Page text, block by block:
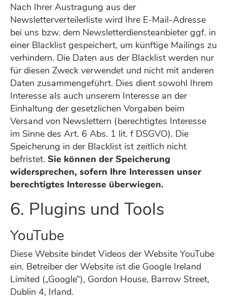
Nach Ihrer Austragung aus der
Newsletterverteilerliste wird Ihre E-Mail-Adresse
bei uns bzw. dem Newsletterdiensteanbieter ggf. in
einer Blacklist gespeichert, um künftige Mailings zu
verhindern. Die Daten aus der Blacklist werden nur
für diesen Zweck verwendet und nicht mit anderen
Daten zusammengeführt. Dies dient sowohl Ihrem
Interesse als auch unserem Interesse an der
Einhaltung der gesetzlichen Vorgaben beim
Versand von Newslettern (berechtigtes Interesse
im Sinne des Art. 6 Abs. 1 lit. f DSGVO). Die
Speicherung in der Blacklist ist zeitlich nicht
befristet. Sie können der Speicherung
widersprechen, sofern Ihre Interessen unser
berechtigtes Interesse überwiegen.
6. Plugins und Tools
YouTube
Diese Website bindet Videos der Website YouTube
ein. Betreiber der Website ist die Google Ireland
Limited („Google“), Gordon House, Barrow Street,
Dublin 4, Irland.